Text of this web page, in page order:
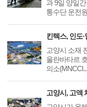
과 9일 양일
통수단 운전
고양시 소재
울란바타르
의소(MNCCI...